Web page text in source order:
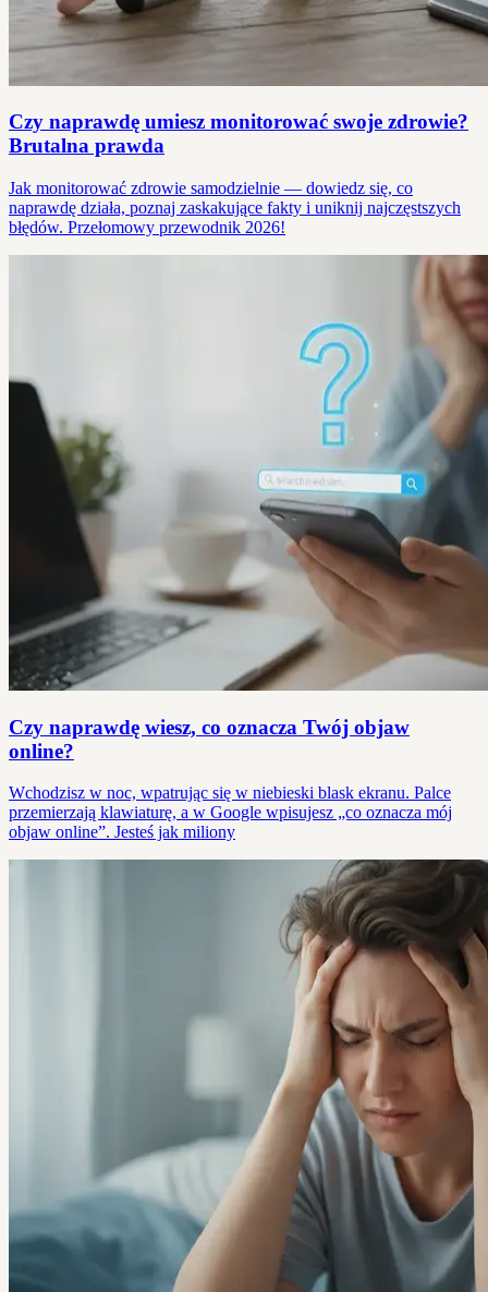
Czy naprawdę umiesz monitorować swoje zdrowie?
Brutalna prawda
Jak monitorować zdrowie samodzielnie — dowiedz się, co
naprawdę działa, poznaj zaskakujące fakty i uniknij najczęstszych
błędów. Przełomowy przewodnik 2026!
Czy naprawdę wiesz, co oznacza Twój objaw
online?
Wchodzisz w noc, wpatrując się w niebieski blask ekranu. Palce
przemierzają klawiaturę, a w Google wpisujesz „co oznacza mój
objaw online”. Jesteś jak miliony